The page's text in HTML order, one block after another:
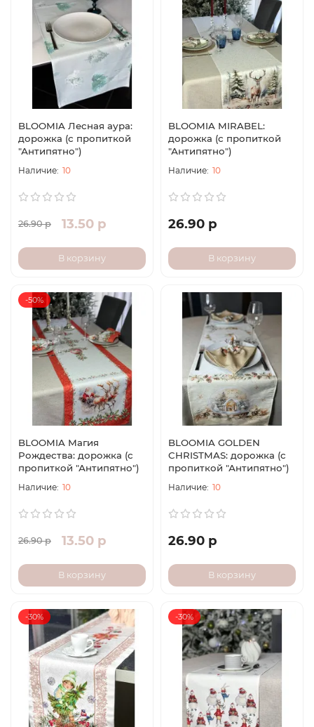
BLOOMIA Лесная аура:
дорожка (с пропиткой
"Антипятно")
10
26.90 р 13.50 р
В корзину
BLOOMIA MIRABEL:
дорожка (с пропиткой
"Антипятно")
10
26.90 р
В корзину
-50%
BLOOMIA Магия
Рождества: дорожка (с
пропиткой "Антипятно")
10
26.90 р 13.50 р
В корзину
BLOOMIA GOLDEN
CHRISTMAS: дорожка (с
пропиткой "Антипятно")
10
26.90 р
В корзину
-30% -30%